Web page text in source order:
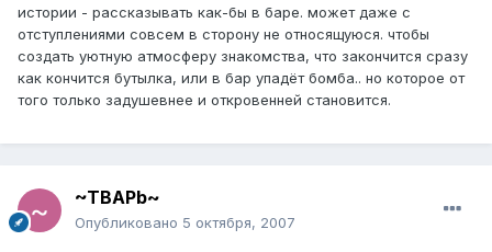
истории - рассказывать как-бы в баре. может даже с
отступлениями совсем в сторону не относящуюся. чтобы
создать уютную атмосферу знакомства, что закончится сразу
как кончится бутылка, или в бар упадёт бомба.. но которое от
того только задушевнее и откровенней становится.
~TBAPb~
Опубликовано 5 октября, 2007